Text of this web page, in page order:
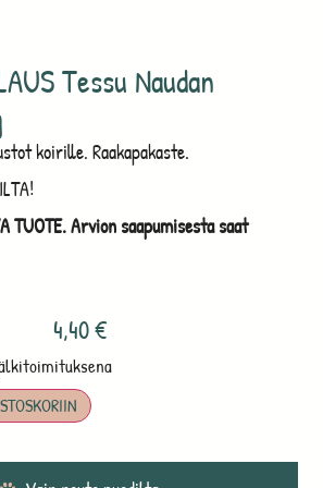
Tessu Naudan
koirille. Raakapakaste.
TUOTE. Arvion saapumisesta saat
4,40€